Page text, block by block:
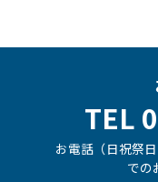
TEL
お電話（日祝祭
での